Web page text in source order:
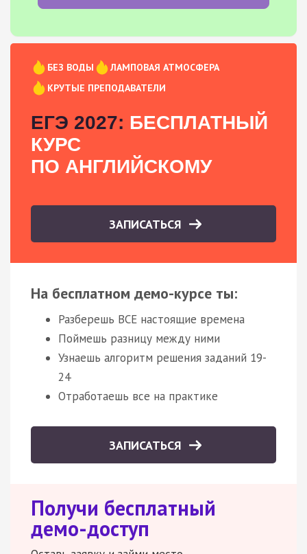
БЕЗ ВОДЫ
ЛАМПОВАЯ АТМОСФЕРА
КРУТЫЕ ПРЕПОДАВАТЕЛИ
ЕГЭ 2027: БЕСПЛАТНЫЙ
КУРС
ПО АНГЛИЙСКОМУ
ЗАПИСАТЬСЯ
На бесплатном демо-курсе ты:
Разберешь ВСЕ настоящие времена
Поймешь разницу между ними
Узнаешь алгоритм решения заданий 19-
24
Отработаешь все на практике
ЗАПИСАТЬСЯ
Получи бесплатный
демо-доступ